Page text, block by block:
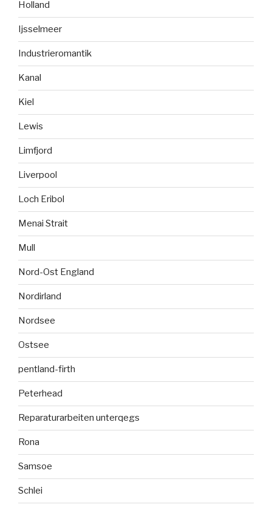
Holland
Ijsselmeer
Industrieromantik
Kanal
Kiel
Lewis
Limfjord
Liverpool
Loch Eribol
Menai Strait
Mull
Nord-Ost England
Nordirland
Nordsee
Ostsee
pentland-firth
Peterhead
Reparaturarbeiten unterqegs
Rona
Samsoe
Schlei